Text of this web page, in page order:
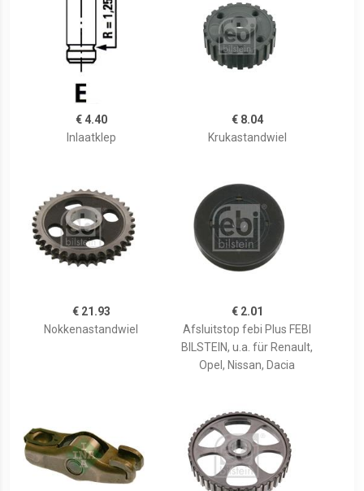
€ 4.40
Inlaatklep
€ 8.04
Krukastandwiel
€ 21.93
Nokkenastandwiel
€ 2.01
Afsluitstop febi Plus FEBI
BILSTEIN, u.a. für Renault,
Opel, Nissan, Dacia